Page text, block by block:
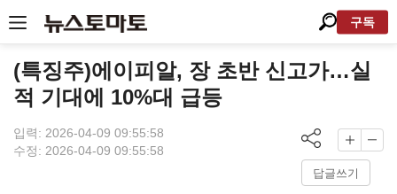
구독
(특징주)에이피알, 장 초반 신고가…실
적 기대에 10%대 급등
입력: 2026-04-09 09:55:58
수정: 2026-04-09 09:55:58
답글쓰기